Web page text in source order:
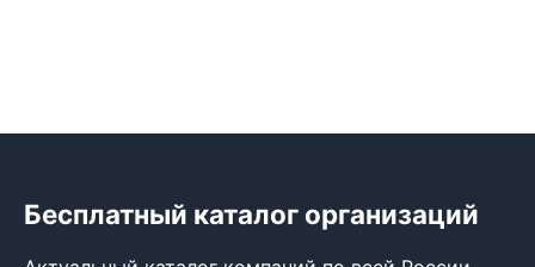
Бесплатный каталог организаций